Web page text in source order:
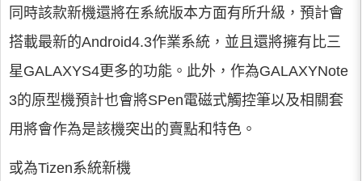
同時該款新機還將在系統版本方面有所升級，預計會
搭載最新的Android4.3作業系統，並且還將擁有比三
星GALAXYS4更多的功能。此外，作為GALAXYNote
3的原型機預計也會將SPen電磁式觸控筆以及相關套
用將會作為是該機突出的賣點和特色。
或為Tizen系統新機